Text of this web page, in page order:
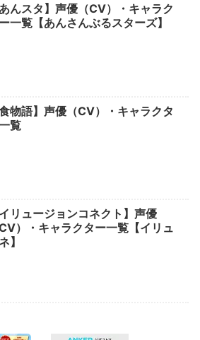
あんスタ】声優（CV）・キャラク
一覧【あんさんぶるスターズ】
食物語】声優（CV）・キャラクタ
覧
イリュージョンコネクト】声優
CV）・キャラクター一覧【イリュ
】